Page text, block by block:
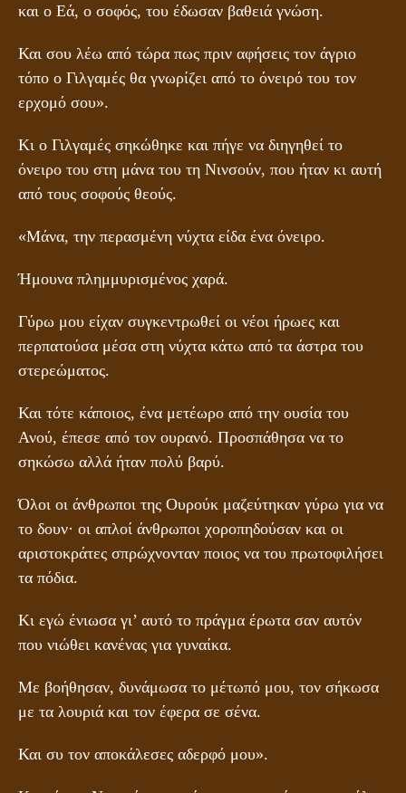
και ο Εά, ο σοφός, του έδωσαν βαθειά γνώση.
Και σου λέω από τώρα πως πριν αφήσεις τον άγριο
τόπο ο Γιλγαμές θα γνωρίζει από το όνειρό του τον
ερχομό σου».
Κι ο Γιλγαμές σηκώθηκε και πήγε να διηγηθεί το
όνειρο του στη μάνα του τη Νινσούν, που ήταν κι αυτή
από τους σοφούς θεούς.
«Μάνα, την περασμένη νύχτα είδα ένα όνειρο.
Ήμουνα πλημμυρισμένος χαρά.
Γύρω μου είχαν συγκεντρωθεί οι νέοι ήρωες και
περπατούσα μέσα στη νύχτα κάτω από τα άστρα του
στερεώματος.
Και τότε κάποιος, ένα μετέωρο από την ουσία του
Ανού, έπεσε από τον ουρανό. Προσπάθησα να το
σηκώσω αλλά ήταν πολύ βαρύ.
Όλοι οι άνθρωποι της Ουρούκ μαζεύτηκαν γύρω για να
το δουν· οι απλοί άνθρωποι χοροπηδούσαν και οι
αριστοκράτες σπρώχνονταν ποιος να του πρωτοφιλήσει
τα πόδια.
Κι εγώ ένιωσα γι’ αυτό το πράγμα έρωτα σαν αυτόν
που νιώθει κανένας για γυναίκα.
Με βοήθησαν, δυνάμωσα το μέτωπό μου, τον σήκωσα
με τα λουριά και τον έφερα σε σένα.
Και συ τον αποκάλεσες αδερφό μου».